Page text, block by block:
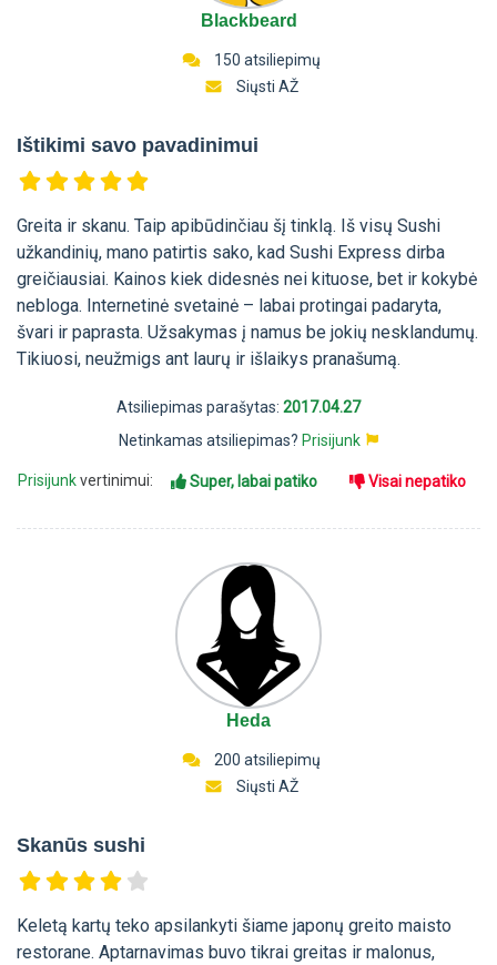
Blackbeard
150 atsiliepimų
Siųsti AŽ
Ištikimi savo pavadinimui
Greita ir skanu. Taip apibūdinčiau šį tinklą. Iš visų Sushi
užkandinių, mano patirtis sako, kad Sushi Express dirba
greičiausiai. Kainos kiek didesnės nei kituose, bet ir kokybė
nebloga. Internetinė svetainė – labai protingai padaryta,
švari ir paprasta. Užsakymas į namus be jokių nesklandumų.
Tikiuosi, neužmigs ant laurų ir išlaikys pranašumą.
Atsiliepimas parašytas: 2017.04.27
Netinkamas atsiliepimas? Prisijunk
Prisijunkvertinimui: Super, labai patiko Visai nepatiko
Heda
200 atsiliepimų
Siųsti AŽ
Skanūs sushi
Keletą kartų teko apsilankyti šiame japonų greito maisto
restorane. Aptarnavimas buvo tikrai greitas ir malonus,